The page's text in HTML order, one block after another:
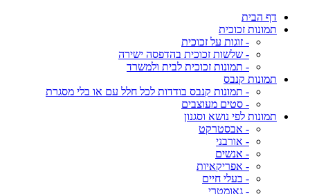
דף הבית
תמונות זכוכית
- זוגות על זכוכית
- שלשות זכוכית בהדפסה ישירה
- תמונות זכוכית לבית ולמשרד
תמונות קנבס
- תמונות קנבס בודדות לכל חלל עם או בלי מסגרת
- סטים מעוצבים
תמונות לפי נושא וסגנון
- אבסטרקט
- אורבני
- אנשים
- אפריקאיות
- בעלי חיים
- גאומטרי